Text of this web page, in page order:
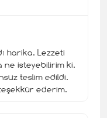
harika. Lezzeti
ne isteyebilirim ki.
teslim edildi.
ederim.